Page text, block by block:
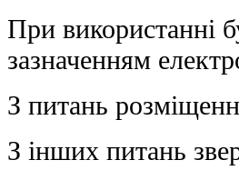
При використанні
зазначенням
З питань
З інших питань